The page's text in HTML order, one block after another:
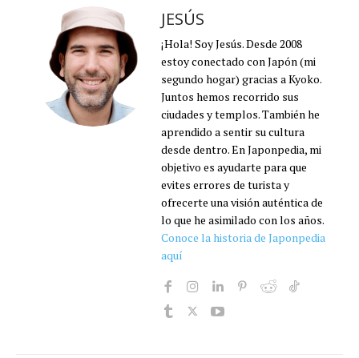
JESÚS
¡Hola! Soy Jesús. Desde 2008
estoy conectado con Japón (mi
segundo hogar) gracias a Kyoko.
Juntos hemos recorrido sus
ciudades y templos. También he
aprendido a sentir su cultura
desde dentro. En Japonpedia, mi
objetivo es ayudarte para que
evites errores de turista y
ofrecerte una visión auténtica de
lo que he asimilado con los años.
Conoce la historia de Japonpedia
aquí